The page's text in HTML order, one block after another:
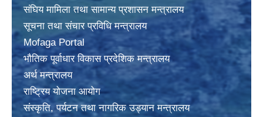
संघिय मामिला तथा सामान्य प्रशासन मन्त्रालय
सूचना तथा संचार प्रविधि मन्त्रालय
Mofaga Portal
भाैतिक पूर्वाधार विकास प्रदेशिक मन्त्रालय
अर्थ मन्त्रालय
राष्ट्रिय योजना आयोग
संस्कृति, पर्यटन तथा नागरिक उड्यान मन्त्रालय